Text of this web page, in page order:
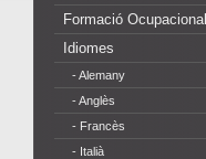
Formació Ocupacional
Idiomes
- Alemany
- Anglès
- Francès
- Italià